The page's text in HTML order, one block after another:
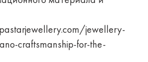
jewellery-
craftsmanship-for-the-